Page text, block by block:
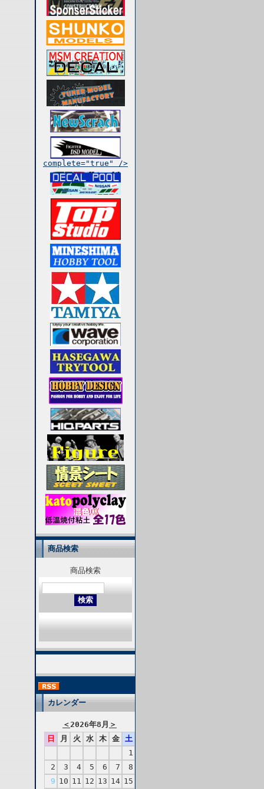
complete="true" />
商品検索
商品検索
カレンダー
＜2026年8月 ＞
日
月 火 水 木 金
土
1
2
3 4 5 6 7
8
9 10 11 12 13 14 15